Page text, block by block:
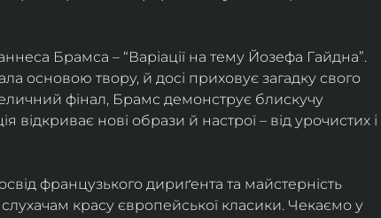
Брамса – “Варіації на тему Йозефа Гайдна”.
основою твору, й досі приховує загадку свого
фінал, Брамс демонструє блискучу
відкриває нові образи й настрої – від урочистих і
французького дириґента та майстерність
красу європейської класики. Чекаємо у